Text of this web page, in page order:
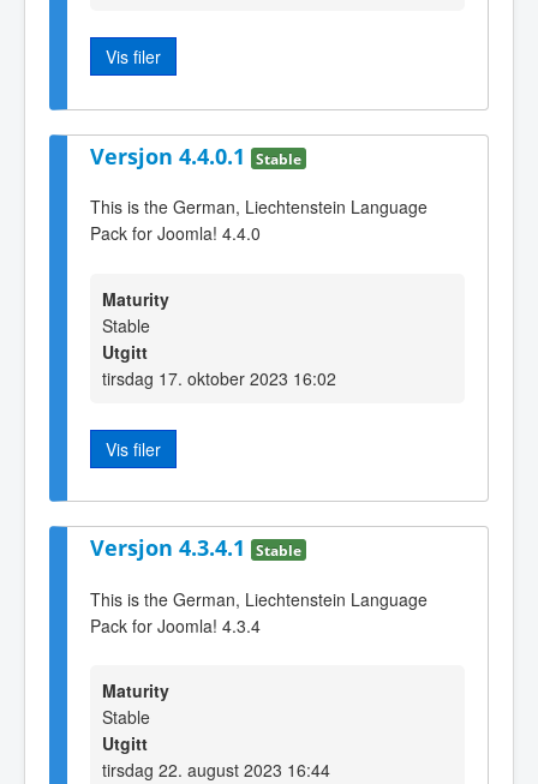
Vis filer
Versjon 4.4.0.1 Stable
This is the German, Liechtenstein Language
Pack for Joomla! 4.4.0
Maturity
Stable
Utgitt
tirsdag 17. oktober 2023 16:02
Vis filer
Versjon 4.3.4.1 Stable
This is the German, Liechtenstein Language
Pack for Joomla! 4.3.4
Maturity
Stable
Utgitt
tirsdag 22. august 2023 16:44